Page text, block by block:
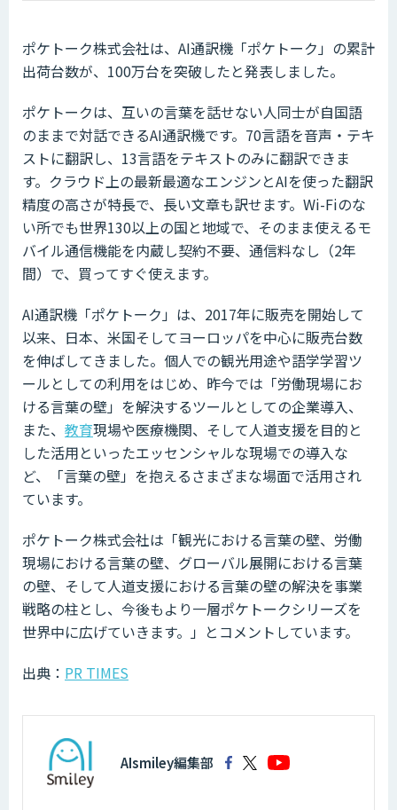
ポケトーク株式会社は、AI通訳機「ポケトーク」の累計
出荷台数が、100万台を突破したと発表しました。
ポケトークは、互いの言葉を話せない人同士が自国語
のままで対話できるAI通訳機です。70言語を音声・テキ
ストに翻訳し、13言語をテキストのみに翻訳できま
す。クラウド上の最新最適なエンジンとAIを使った翻訳
精度の高さが特長で、長い文章も訳せます。Wi-Fiのな
い所でも世界130以上の国と地域で、そのまま使えるモ
バイル通信機能を内蔵し契約不要、通信料なし（2年
間）で、買ってすぐ使えます。
AI通訳機「ポケトーク」は、2017年に販売を開始して
以来、日本、米国そしてヨーロッパを中心に販売台数
を伸ばしてきました。個人での観光用途や語学学習ツ
ールとしての利用をはじめ、昨今では「労働現場にお
ける言葉の壁」を解決するツールとしての企業導入、
また、 教育現場や医療機関、そして人道支援を目的と
した活用といったエッセンシャルな現場での導入な
ど、「言葉の壁」を抱えるさまざまな場面で活用され
ています。
ポケトーク株式会社は「観光における言葉の壁、労働
現場における言葉の壁、グローバル展開における言葉
の壁、そして人道支援における言葉の壁の解決を事業
戦略の柱とし、今後もより一層ポケトークシリーズを
世界中に広げていきます。」とコメントしています。
出典： PR TIMES
AIsmiley編集部